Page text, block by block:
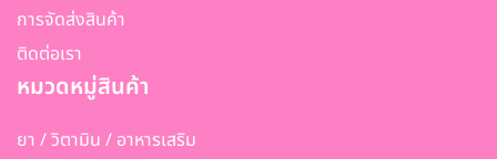
การจัดส่งสินค้า
ติดต่อเรา
หมวดหมู่สินค้า
ยา / วิตามิน / อาหารเสริม